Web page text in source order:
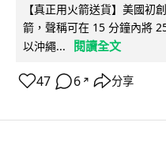
【真正用火箭送貨】美國初
箭，聲稱可在 15 分鐘內將
以沖繩...
閱讀全文
47 6 ↗ 分享